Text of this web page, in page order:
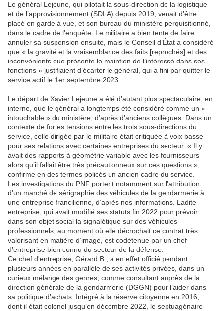
Le général Lejeune, qui pilotait la sous-direction de la logistique
et de l’approvisionnement (SDLA) depuis 2019, venait d’être
placé en garde à vue, et son bureau du ministère perquisitionné,
dans le cadre de l’enquête. Le militaire a bien tenté de faire
annuler sa suspension ensuite, mais le Conseil d’État a considéré
que « la gravité et la vraisemblance des faits [reprochés] et des
inconvénients que présente le maintien de l’intéressé dans ses
fonctions » justifiaient d’écarter le général, qui a fini par quitter le
service actif le 1er septembre 2023.
Le départ de Xavier Lejeune a été d’autant plus spectaculaire, en
interne, que le général a longtemps été considéré comme un «
intouchable » du ministère, d’après d’anciens collègues. Dans un
contexte de fortes tensions entre les trois sous-directions du
service, celle dirigée par le militaire était critiquée à voix basse
pour ses relations avec certaines entreprises du secteur. « Il y
avait des rapports à géométrie variable avec les fournisseurs
alors qu’il fallait être très précautionneux sur ces questions »,
confirme en des termes policés un ancien cadre du service.
Les investigations du PNF portent notamment sur l’attribution
d’un marché de sérigraphie des véhicules de la gendarmerie à
une entreprise francilienne, d’après nos informations. Ladite
entreprise, qui avait modifié ses statuts fin 2022 pour prévoir
dans son objet social la signalétique sur des véhicules
professionnels, au moment où elle décrochait ce contrat très
valorisant en matière d’image, est codétenue par un chef
d’entreprise bien connu du secteur de la défense.
Ce chef d'entreprise, Gérard B., a en effet officié pendant
plusieurs années en parallèle de ses activités privées, dans un
curieux mélange des genres, comme consultant auprès de la
direction générale de la gendarmerie (DGGN) pour l’aider dans
sa politique d’achats. Intégré à la réserve citoyenne en 2016,
dont il était colonel jusqu’en décembre 2022, le septuagénaire